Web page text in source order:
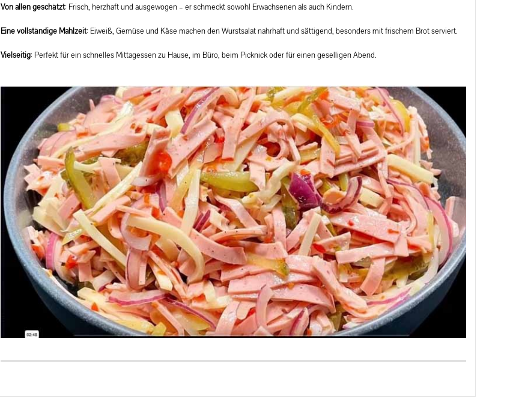
Von allen geschätzt: Frisch, herzhaft und ausgewogen – er schmeckt sowohl Erwachsenen als auch Kindern.
Eine vollständige Mahlzeit: Eiweiß, Gemüse und Käse machen den Wurstsalat nahrhaft und sättigend, besonders mit frischem Brot serviert.
Vielseitig: Perfekt für ein schnelles Mittagessen zu Hause, im Büro, beim Picknick oder für einen geselligen Abend.